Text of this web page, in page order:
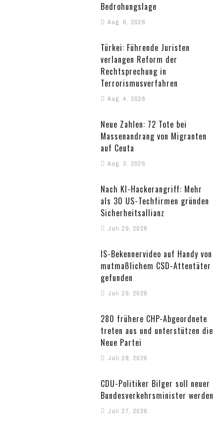
Bedrohungslage
Aug. 6, 2026
Türkei: Führende Juristen
verlangen Reform der
Rechtsprechung in
Terrorismusverfahren
Aug. 4, 2026
Neue Zahlen: 72 Tote bei
Massenandrang von Migranten
auf Ceuta
Aug. 3, 2026
Nach KI-Hackerangriff: Mehr
als 30 US-Techfirmen gründen
Sicherheitsallianz
Juli 29, 2026
IS-Bekennervideo auf Handy von
mutmaßlichem CSD-Attentäter
gefunden
Juli 29, 2026
280 frühere CHP-Abgeordnete
treten aus und unterstützen die
Neue Partei
Juli 28, 2026
CDU-Politiker Bilger soll neuer
Bundesverkehrsminister werden
Juli 27, 2026